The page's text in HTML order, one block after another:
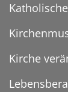
Kirche